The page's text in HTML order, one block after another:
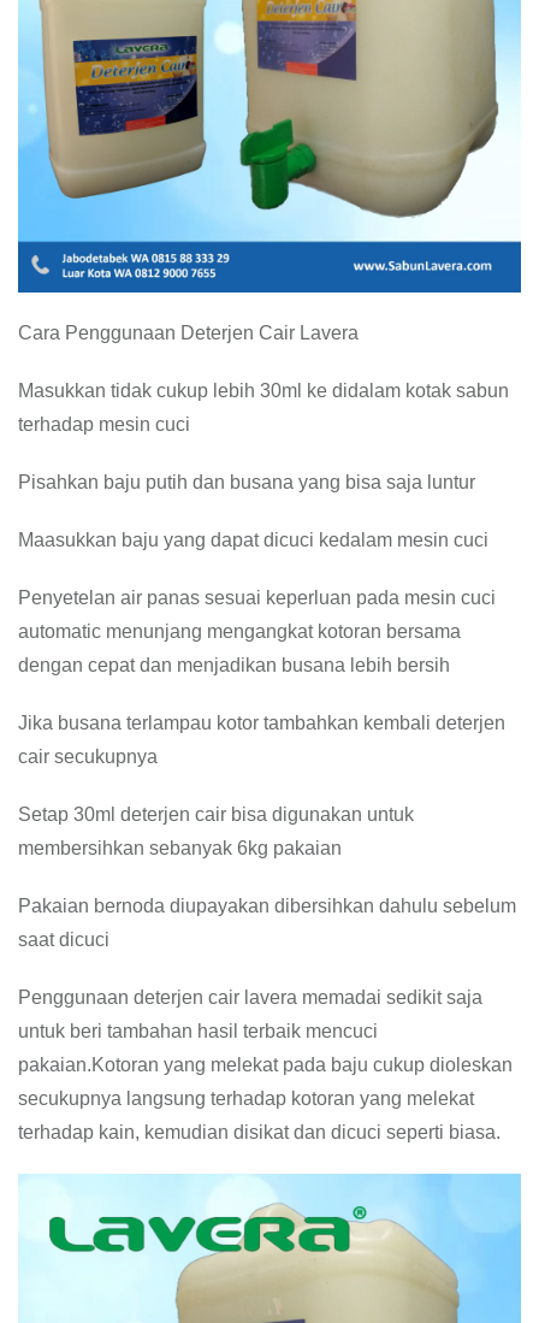
Cara Penggunaan Deterjen Cair Lavera
Masukkan tidak cukup lebih 30ml ke didalam kotak sabun
terhadap mesin cuci
Pisahkan baju putih dan busana yang bisa saja luntur
Maasukkan baju yang dapat dicuci kedalam mesin cuci
Penyetelan air panas sesuai keperluan pada mesin cuci
automatic menunjang mengangkat kotoran bersama
dengan cepat dan menjadikan busana lebih bersih
Jika busana terlampau kotor tambahkan kembali deterjen
cair secukupnya
Setap 30ml deterjen cair bisa digunakan untuk
membersihkan sebanyak 6kg pakaian
Pakaian bernoda diupayakan dibersihkan dahulu sebelum
saat dicuci
Penggunaan deterjen cair lavera memadai sedikit saja
untuk beri tambahan hasil terbaik mencuci
pakaian.Kotoran yang melekat pada baju cukup dioleskan
secukupnya langsung terhadap kotoran yang melekat
terhadap kain, kemudian disikat dan dicuci seperti biasa.